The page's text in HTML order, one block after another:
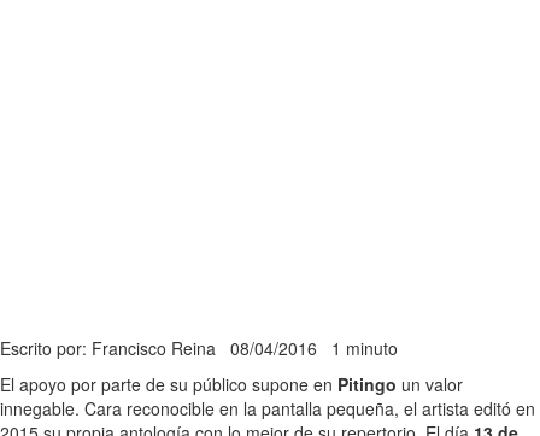
Escrito por: Francisco Reina 08/04/2016 1 minuto
El apoyo por parte de su público supone en Pitingo un valor
innegable. Cara reconocible en la pantalla pequeña, el artista editó en